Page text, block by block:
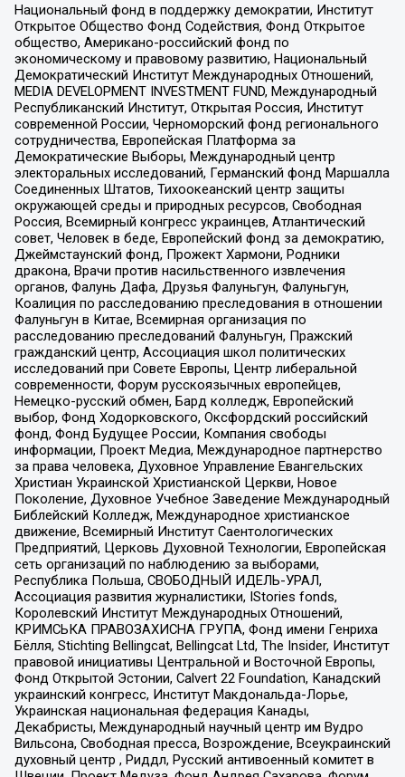
Национальный фонд в поддержку демократии, Институт
Открытое Общество Фонд Содействия, Фонд Открытое
общество, Американо-российский фонд по
экономическому и правовому развитию, Национальный
Демократический Институт Международных Отношений,
MEDIA DEVELOPMENT INVESTMENT FUND, Международный
Республиканский Институт, Открытая Россия, Институт
современной России, Черноморский фонд регионального
сотрудничества, Европейская Платформа за
Демократические Выборы, Международный центр
электоральных исследований, Германский фонд Маршалла
Соединенных Штатов, Тихоокеанский центр защиты
окружающей среды и природных ресурсов, Свободная
Россия, Всемирный конгресс украинцев, Атлантический
совет, Человек в беде, Европейский фонд за демократию,
Джеймстаунский фонд, Прожект Хармони, Родники
дракона, Врачи против насильственного извлечения
органов, Фалунь Дафа, Друзья Фалуньгун, Фалуньгун,
Коалиция по расследованию преследования в отношении
Фалуньгун в Китае, Всемирная организация по
расследованию преследований Фалуньгун, Пражский
гражданский центр, Ассоциация школ политических
исследований при Совете Европы, Центр либеральной
современности, Форум русскоязычных европейцев,
Немецко-русский обмен, Бард колледж, Европейский
выбор, Фонд Ходорковского, Оксфордский российский
фонд, Фонд Будущее России, Компания свободы
информации, Проект Медиа, Международное партнерство
за права человека, Духовное Управление Евангельских
Христиан Украинской Христианской Церкви, Новое
Поколение, Духовное Учебное Заведение Международный
Библейский Колледж, Международное христианское
движение, Всемирный Институт Саентологических
Предприятий, Церковь Духовной Технологии, Европейская
сеть организаций по наблюдению за выборами,
Республика Польша, СВОБОДНЫЙ ИДЕЛЬ-УРАЛ,
Ассоциация развития журналистики, IStories fonds,
Королевский Институт Международных Отношений,
КРИМСЬКА ПРАВОЗАХИСНА ГРУПА, Фонд имени Генриха
Бёлля, Stichting Bellingcat, Bellingcat Ltd, The Insider, Институт
правовой инициативы Центральной и Восточной Европы,
Фонд Открытой Эстонии, Calvert 22 Foundation, Канадский
украинский конгресс, Институт Макдональда-Лорье,
Украинская национальная федерация Канады,
Декабристы, Международный научный центр им Вудро
Вильсона, Свободная пресса, Возрождение, Всеукраинский
духовный центр , Риддл, Русский антивоенный комитет в